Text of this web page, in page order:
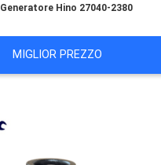
Generatore Hino 27040-2380
MIGLIOR PREZZO